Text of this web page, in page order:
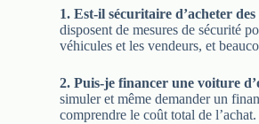
1. Est-il sécuritaire d’acheter
disposent de mesures de sécurité
véhicules et les vendeurs, et
2. Puis-je financer une voiture
simuler et même demander un
comprendre le coût total de l’achat.